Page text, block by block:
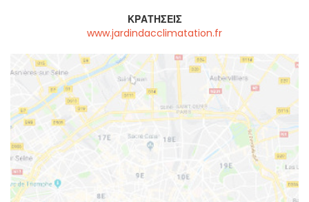
ΚΡΑΤΉΣΕΙΣ
www.jardindacclimatation.fr